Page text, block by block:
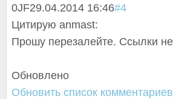
0JF29.04.2014 16:46#4
Цитирую anmast:
Прошу перезалейте. Ссылки
Обновлено
Обновить список комментариев